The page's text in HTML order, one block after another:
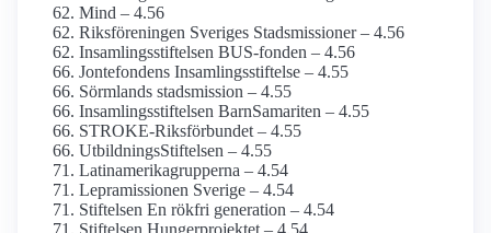
Mind – 4.56
Riksföreningen Sveriges Stadsmissioner – 4.56
Insamlingsstiftelsen BUS-fonden – 4.56
Jontefondens Insamlings­stiftelse – 4.55
Sörmlands stadsmission – 4.55
Insamlings­stiftelsen BarnSamariten – 4.55
STROKE-Riksförbundet – 4.55
UtbildningsStiftelsen – 4.55
Latinamerika­grupperna – 4.54
Lepramissionen Sverige – 4.54
Stiftelsen En rökfri generation – 4.54
Stiftelsen Hungerprojektet – 4.54